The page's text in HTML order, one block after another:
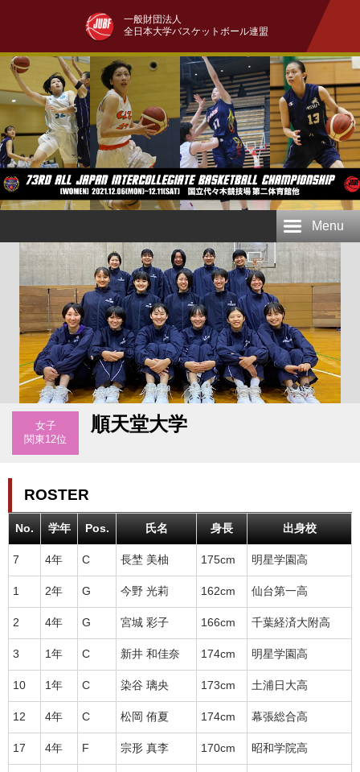
一般財団法人
全日本大学バスケットボール連盟
Menu
女子
関東12位
順天堂大学
ROSTER
No. 学年 Pos. 氏名 身長 出身校
7 4年 C 長埜 美柚 175cm 明星学園高
1 2年 G 今野 光莉 162cm 仙台第一高
2 4年 G 宮城 彩子 166cm 千葉経済大附高
3 1年 C 新井 和佳奈 174cm 明星学園高
10 1年 C 染谷 璃央 173cm 土浦日大高
12 4年 C 松岡 侑夏 174cm 幕張総合高
17 4年 F 宗形 真李 170cm 昭和学院高